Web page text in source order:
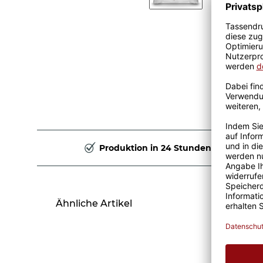
Produktion in 24 Stunden
Ähnliche Artikel